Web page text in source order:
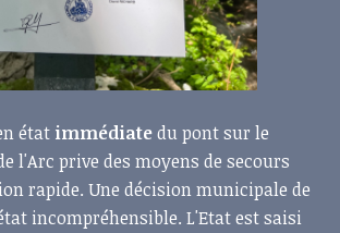
état immédiatedu pont sur le
l'Arc prive des moyens de secours
rapide. Une décision municipale de
incompréhensible. L'Etat est saisi